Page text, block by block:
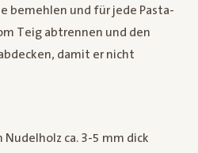
bemehlen und für jede Pasta-
Teig abtrennen und den
damit er nicht
ca. 3-5 mm dick